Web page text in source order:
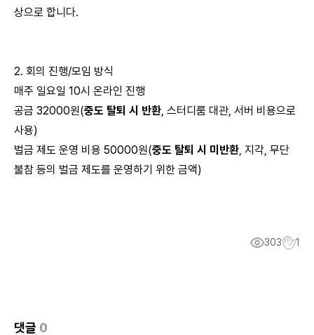
상으로 합니다.
2. 회의 진행/모임 방식
매주 일요일 10시 온라인 진행
공금 32000원(중도 탈퇴 시 반환, 스터디룸 대관, 서버 비용으로
사용)
벌금 제도 운영 비용 50000원(중도 탈퇴 시 미반환, 지각, 무단
불참 등의 벌금 제도를 운영하기 위한 금액)
303 1
댓글 0